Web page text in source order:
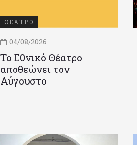
ΘΕΑΤΡΟ
04/08/2026
Το Εθνικό Θέατρο
αποθεώνει τον
Αύγουστο